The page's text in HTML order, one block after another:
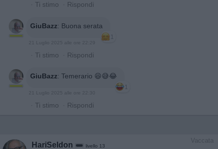
· Ti stimo · Rispondi
GiuBazz: Buona serata
1
21 Luglio 2025 alle ore 22:29
· Ti stimo · Rispondi
GiuBazz: Temerario 😆😅😂
1
· Ti stimo · Rispondi
Vaccata
HariSeldon livello 13